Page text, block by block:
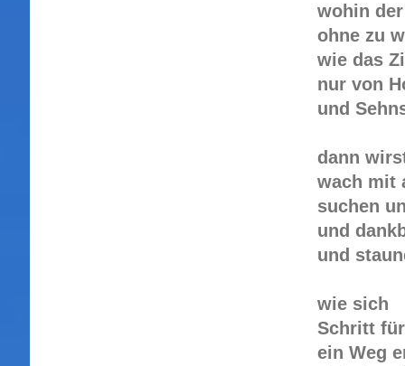
wohin
ohne zu
wie das
nur von
und
dann
wach mit
suchen
und
und
wie sich
Schritt
ein Weg